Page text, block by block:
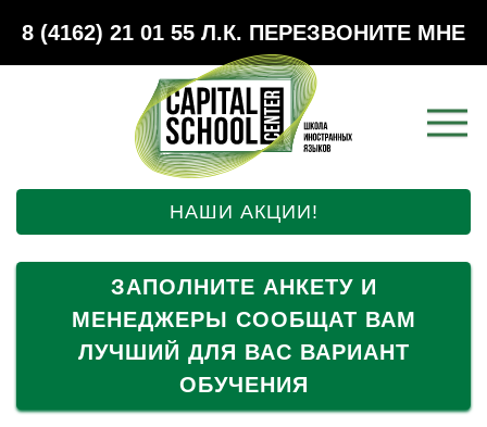
8 (4162) 21 01 55 Л.К. ПЕРЕЗВОНИТЕ МНЕ
НАШИ АКЦИИ!
ЗАПОЛНИТЕ АНКЕТУ И
МЕНЕДЖЕРЫ СООБЩАТ ВАМ
ЛУЧШИЙ ДЛЯ ВАС ВАРИАНТ
ОБУЧЕНИЯ